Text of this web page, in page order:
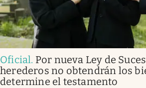
Oficial. Por nueva Ley de
herederos no obtendrán los
determine el testamento